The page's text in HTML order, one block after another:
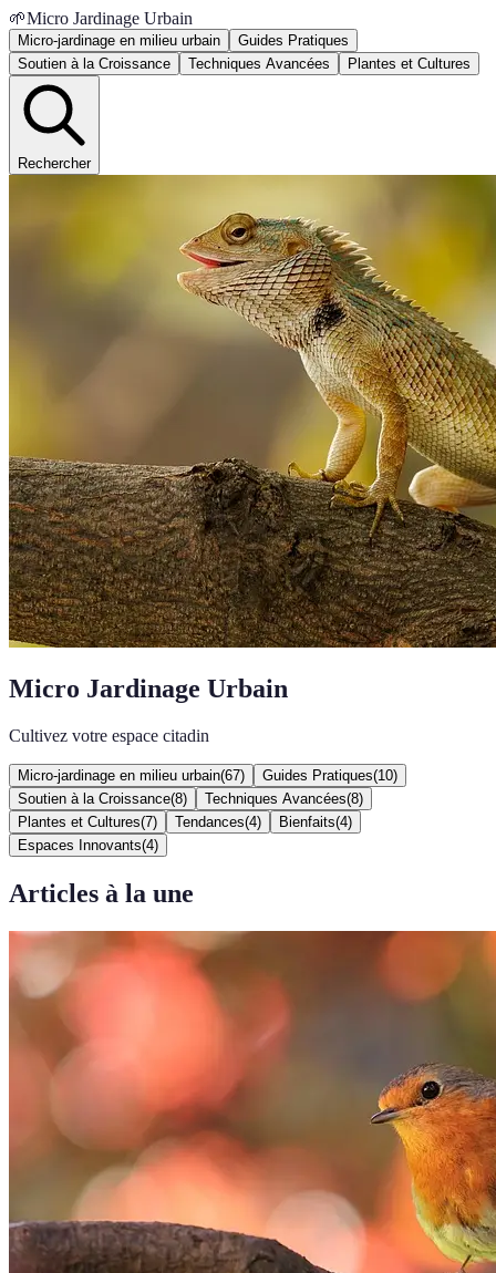
🌱Micro Jardinage Urbain
Micro-jardinage en milieu urbain
Guides Pratiques
Soutien à la Croissance
Techniques Avancées Plantes et Cultures
Rechercher
Micro Jardinage Urbain
Cultivez votre espace citadin
Micro-jardinage en milieu urbain(67) Guides Pratiques(10)
Soutien à la Croissance(8) Techniques Avancées(8)
Plantes et Cultures(7) Tendances(4) Bienfaits(4)
Espaces Innovants(4)
Articles à la une